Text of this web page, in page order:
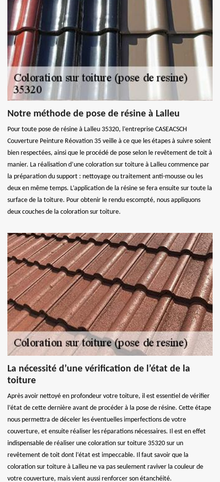
Notre méthode de pose de résine à Lalleu
Pour toute pose de résine à Lalleu 35320, l’entreprise CASEACSCH
Couverture Peinture Réovation 35 veille à ce que les étapes à suivre soient
bien respectées, ainsi que le procédé de pose selon le revêtement de toit à
manier. La réalisation d’une coloration sur toiture à Lalleu commence par
la préparation du support : nettoyage ou traitement anti-mousse ou les
deux en même temps. L’application de la résine se fera ensuite sur toute la
surface de la toiture. Pour obtenir le rendu escompté, nous appliquons
deux couches de la coloration sur toiture.
La nécessité d’une vérification de l’état de la
toiture
Après avoir nettoyé en profondeur votre toiture, il est essentiel de vérifier
l’état de cette dernière avant de procéder à la pose de résine. Cette étape
nous permettra de déceler les éventuelles imperfections de votre
couverture, et ensuite réaliser les réparations nécessaires. Il est en effet
indispensable de réaliser une coloration sur toiture 35320 sur un
revêtement de toit dont l’état est impeccable. Il faut savoir que la
coloration sur toiture à Lalleu ne va pas seulement raviver la couleur de
votre couverture, mais vient aussi renforcer son étanchéité.